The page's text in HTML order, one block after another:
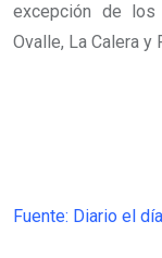
excepción de
Ovalle, La Calera y
Fuente: Diario el día